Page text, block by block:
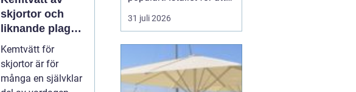
skjortor och
liknande plagg:
Så fungerar
professionell
klädvård i
praktiken
Kemtvätt för
skjortor är för
många en självklar
låta arvegods ligga i en
låda kan de formas om
passar stilen i dag och
bär med sig historien.
N&au...
31 juli 2026